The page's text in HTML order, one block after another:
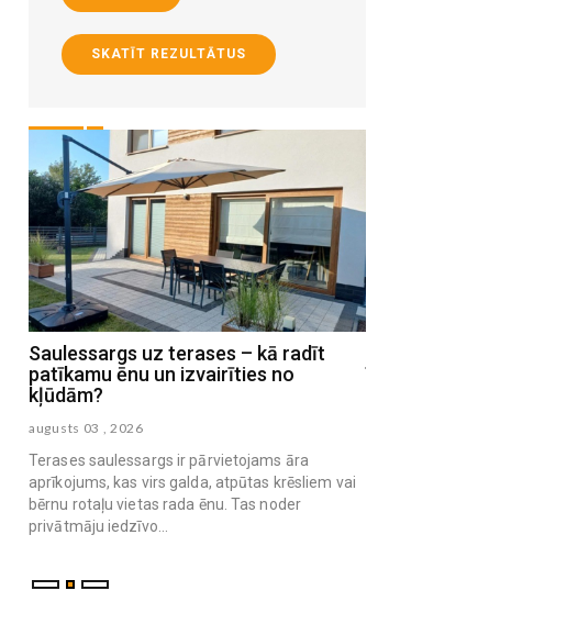
SKATĪT REZULTĀTUS
Saulessargs uz terases – kā radīt
patīkamu ēnu un izvairīties no
kļūdām?
augusts 03 , 2026
Terases saulessargs ir pārvietojams āra
aprīkojums, kas virs galda, atpūtas krēsliem vai
bērnu rotaļu vietas rada ēnu. Tas noder
privātmāju iedzīvo...